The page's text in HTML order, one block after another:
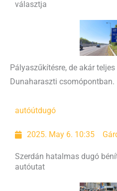
választja
Pályaszűkítésre, de akár
Dunaharaszti csomópontban.
autóútdugó
2025. May 6. 10:35
Szerdán hatalmas dugó
autóutat